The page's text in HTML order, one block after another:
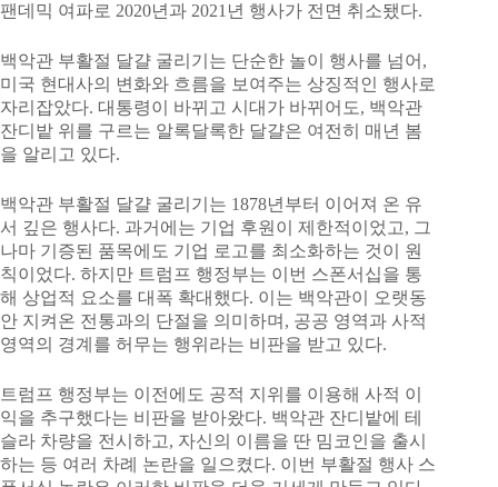
팬데믹 여파로 2020년과 2021년 행사가 전면 취소됐다.
백악관 부활절 달걀 굴리기는 단순한 놀이 행사를 넘어,
미국 현대사의 변화와 흐름을 보여주는 상징적인 행사로
자리잡았다. 대통령이 바뀌고 시대가 바뀌어도, 백악관
잔디밭 위를 구르는 알록달록한 달걀은 여전히 매년 봄
을 알리고 있다.
백악관 부활절 달걀 굴리기는 1878년부터 이어져 온 유
서 깊은 행사다. 과거에는 기업 후원이 제한적이었고, 그
나마 기증된 품목에도 기업 로고를 최소화하는 것이 원
칙이었다. 하지만 트럼프 행정부는 이번 스폰서십을 통
해 상업적 요소를 대폭 확대했다. 이는 백악관이 오랫동
안 지켜온 전통과의 단절을 의미하며, 공공 영역과 사적
영역의 경계를 허무는 행위라는 비판을 받고 있다.
트럼프 행정부는 이전에도 공적 지위를 이용해 사적 이
익을 추구했다는 비판을 받아왔다. 백악관 잔디밭에 테
슬라 차량을 전시하고, 자신의 이름을 딴 밈코인을 출시
하는 등 여러 차례 논란을 일으켰다. 이번 부활절 행사 스